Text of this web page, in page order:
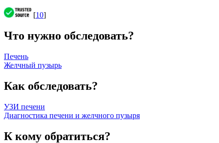
[10]
Что нужно обследовать?
Печень
Желчный пузырь
Как обследовать?
УЗИ печени
Диагностика печени и желчного пузыря
К кому обратиться?